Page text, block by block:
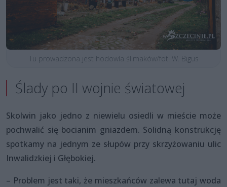
Tu prowadzona jest hodowla ślimaków/fot. W. Bigus
Ślady po II wojnie światowej
Skolwin jako jedno z niewielu osiedli w mieście może
pochwalić się bocianim gniazdem. Solidną konstrukcję
spotkamy na jednym ze słupów przy skrzyżowaniu ulic
Inwalidzkiej i Głębokiej.
– Problem jest taki, że mieszkańców zalewa tutaj woda